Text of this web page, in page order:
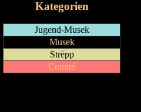
Kategorien
Jugend-Musek
Musek
Strëpp
Comité